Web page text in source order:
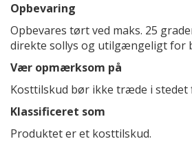
Opbevaring
Opbevares tørt ved maks. 25
direkte sollys og utilgængeligt for
Vær opmærksom på
Kosttilskud bør ikke træde i stedet
Klassificeret som
Produktet er et kosttilskud.